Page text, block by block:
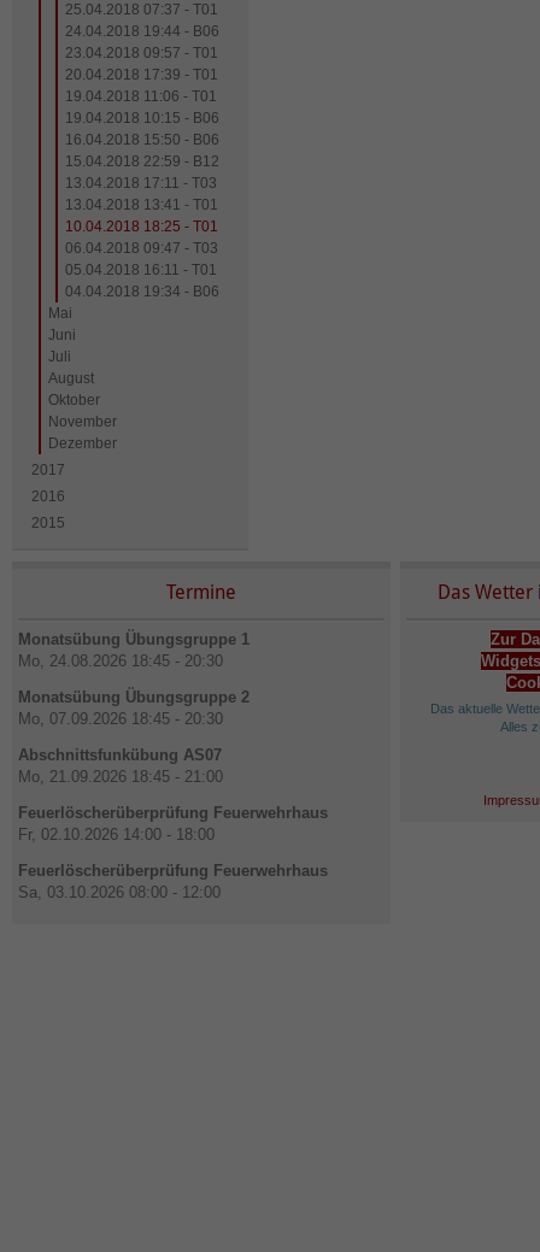
25.04.2018 07:37 - T01
24.04.2018 19:44 - B06
23.04.2018 09:57 - T01
20.04.2018 17:39 - T01
19.04.2018 11:06 - T01
19.04.2018 10:15 - B06
16.04.2018 15:50 - B06
15.04.2018 22:59 - B12
13.04.2018 17:11 - T03
13.04.2018 13:41 - T01
10.04.2018 18:25 - T01
06.04.2018 09:47 - T03
05.04.2018 16:11 - T01
04.04.2018 19:34 - B06
Mai
Juni
Juli
August
Oktober
November
Dezember
2017
2016
2015
Termine
Monatsübung Übungsgruppe 1
Mo, 24.08.2026 18:45 - 20:30
Monatsübung Übungsgruppe 2
Mo, 07.09.2026 18:45 - 20:30
Abschnittsfunkübung AS07
Mo, 21.09.2026 18:45 - 21:00
Feuerlöscherüberprüfung Feuerwehrhaus
Fr, 02.10.2026 14:00 - 18:00
Feuerlöscherüberprüfung Feuerwehrhaus
Sa, 03.10.2026 08:00 - 12:00
Das Wetter
Zur
Das aktuelle
Alles